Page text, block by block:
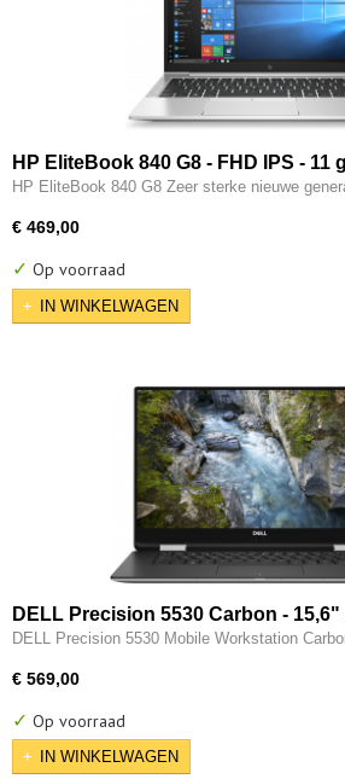
HP EliteBook 840 G8 - FHD IPS - 11
512GB SSD - 2x Type-C - Intel IRIS
HP EliteBook 840 G8 Zeer sterke nieuwe
€ 469,00
✓ Op voorraad
IN WINKELWAGEN
DELL Precision 5530 Carbon - 15,6"
- 8e generatie i7 - 32GB - 512GB
DELL Precision 5530 Mobile Workstation
€ 569,00
✓ Op voorraad
IN WINKELWAGEN